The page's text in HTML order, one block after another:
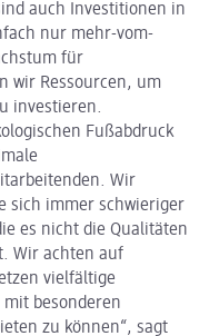
auch Investitionen in
nur mehr-vom-
für
wir Ressourcen, um
investieren.
Fußabdruck
Wir
sich immer schwieriger
es nicht die Qualitäten
Wir achten auf
vielfältige
besonderen
zu können“, sagt